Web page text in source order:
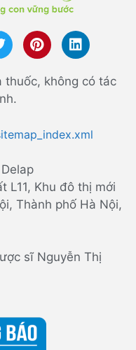
thuốc, không có tác
L11, Khu đô thị mới
Thành phố Hà Nội,
sĩ Nguyễn Thị